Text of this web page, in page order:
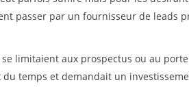
passer par un fournisseur de leads
limitaient aux prospectus ou au
temps et demandait un